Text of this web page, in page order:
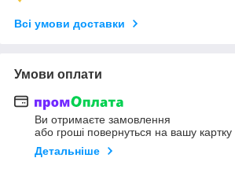
Всі умови доставки
Умови оплати
Ви отримаєте замовлення
або гроші повернуться на вашу картку
Детальніше